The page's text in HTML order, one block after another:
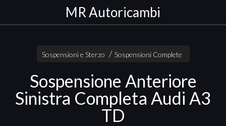
MR Autoricambi
Sospensioni e Sterzo Sospensioni Complete
Sospensione Anteriore
Sinistra Completa Audi A3
TD